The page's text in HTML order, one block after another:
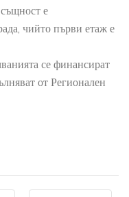
е
чийто първи етаж е
се финансират
от Регионален